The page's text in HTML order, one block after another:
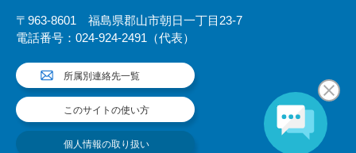
〒963-8601 福島県郡山市朝日一丁目23-7
電話番号：024-924-2491（代表）
所属別連絡先一覧
このサイトの使い方
個人情報の取り扱い